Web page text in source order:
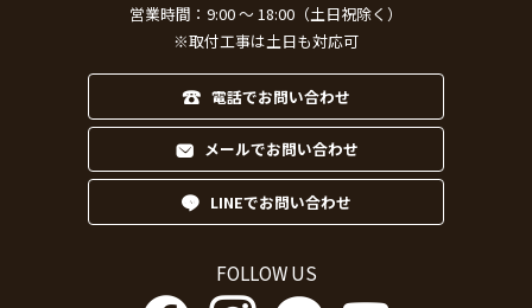
営業時間：9:00 ～ 18:00（土日祝除く）
※取付工事は土日も対応可
電話でお問い合わせ
メールでお問い合わせ
LINEでお問い合わせ
FOLLOW US